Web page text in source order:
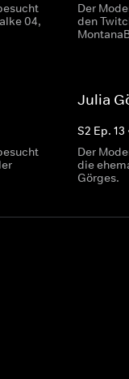
04,
Der
den
Julia
S2 Ep. 13
Der
die
Görges.